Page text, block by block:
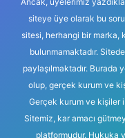
siteye üye olarak bu
sitesi, herhangi bir marka,
bulunmamaktadır.
paylaşılmaktadır. Burada
olup, gerçek kurum ve
Gerçek kurum ve kişiler
Sitemiz, kar amacı
platformudur. Hukuka